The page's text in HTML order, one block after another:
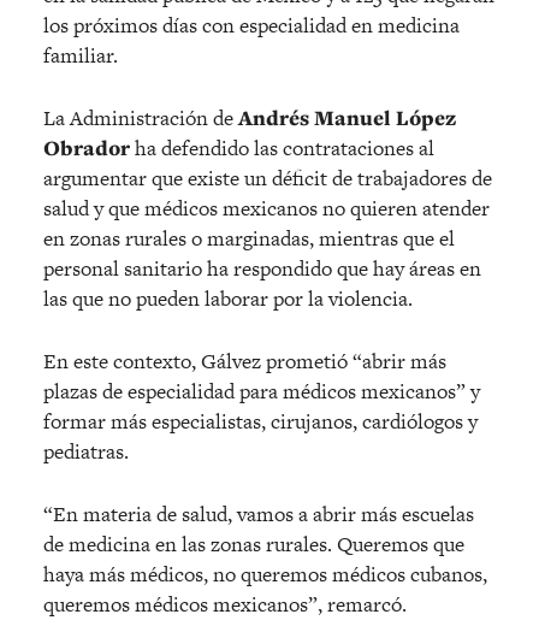
los próximos días con especialidad en medicina
familiar.
La Administración deAndrés Manuel López
Obradorha defendido las contrataciones al
argumentar que existe un déficit de trabajadores de
salud y que médicos mexicanos no quieren atender
en zonas rurales o marginadas, mientras que el
personal sanitario ha respondido que hay áreas en
las que no pueden laborar por la violencia.
En este contexto, Gálvez prometió “abrir más
plazas de especialidad para médicos mexicanos” y
formar más especialistas, cirujanos, cardiólogos y
pediatras.
“En materia de salud, vamos a abrir más escuelas
de medicina en las zonas rurales. Queremos que
haya más médicos, no queremos médicos cubanos,
queremos médicos mexicanos”, remarcó.